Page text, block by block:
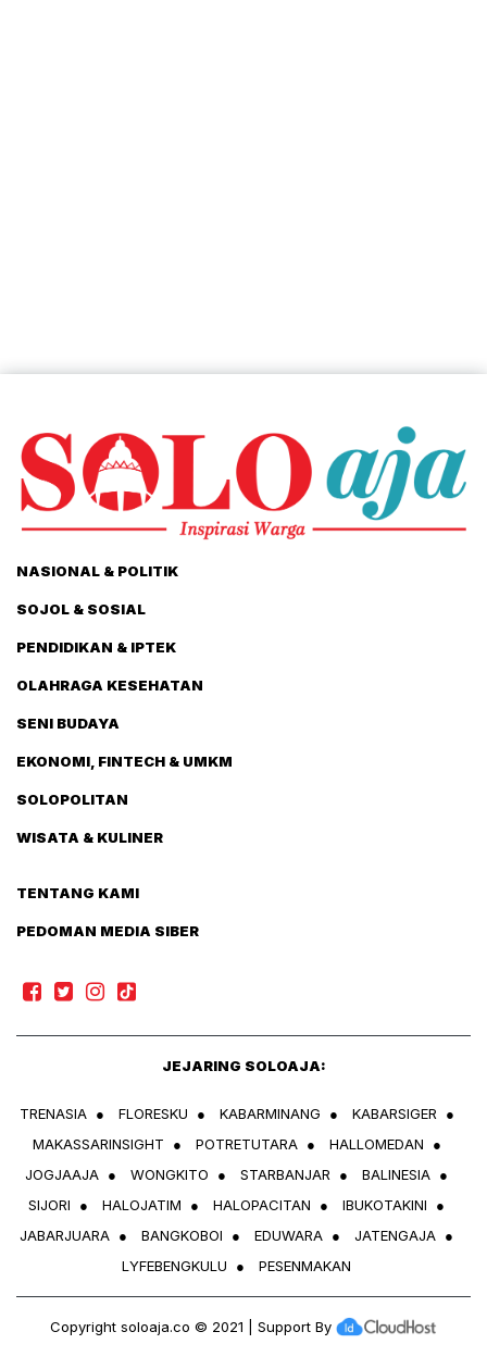
NASIONAL & POLITIK
SOJOL & SOSIAL
PENDIDIKAN & IPTEK
OLAHRAGA KESEHATAN
SENI BUDAYA
EKONOMI, FINTECH & UMKM
SOLOPOLITAN
WISATA & KULINER
TENTANG KAMI
PEDOMAN MEDIA SIBER
JEJARING SOLOAJA:
TRENASIA ● FLORESKU ● KABARMINANG ● KABARSIGER ●
MAKASSARINSIGHT
● POTRETUTARA ● HALLOMEDAN
●
JOGJAAJA ● WONGKITO ● STARBANJAR ● BALINESIA ●
SIJORI
● HALOJATIM ● HALOPACITAN ● IBUKOTAKINI
●
JABARJUARA ● BANGKOBOI ● EDUWARA ● JATENGAJA ●
LYFEBENGKULU
● PESENMAKAN
Copyright soloaja.co © 2021 | Support By